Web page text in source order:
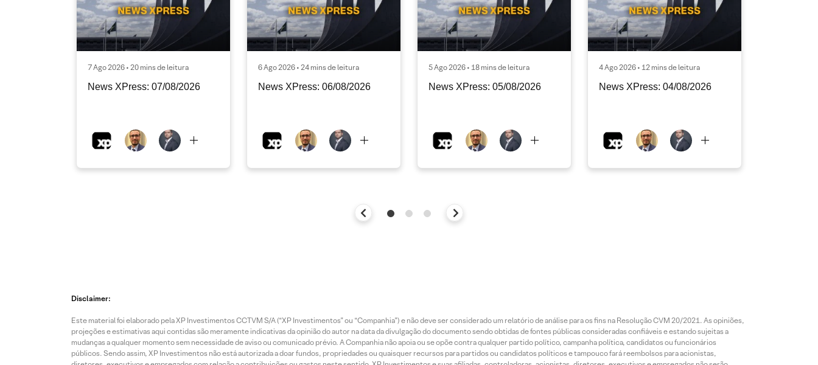
7 Ago 2026 • 20 mins de leitura
News XPress: 07/08/2026
6 Ago 2026 • 24 mins de leitura
News XPress: 06/08/2026
5 Ago 2026 • 18 mins de leitura
News XPress: 05/08/2026
4 Ago 2026 • 12 mins de leitura
News XPress: 04/08/2026
Disclaimer:
Este material foi elaborado pela XP Investimentos CCTVM S/A (“XP Investimentos” ou “Companhia”) e não deve ser considerado um relatório de análise para os fins na Resolução CVM 20/2021. As opiniões,
projeções e estimativas aqui contidas são meramente indicativas da opinião do autor na data da divulgação do documento sendo obtidas de fontes públicas consideradas confiáveis e estando sujeitas a
mudanças a qualquer momento sem necessidade de aviso ou comunicado prévio. A Companhia não apoia ou se opõe contra qualquer partido político, campanha política, candidatos ou funcionários
públicos. Sendo assim, XP Investimentos não está autorizada a doar fundos, propriedades ou quaisquer recursos para partidos ou candidatos políticos e tampouco fará reembolsos para acionistas,